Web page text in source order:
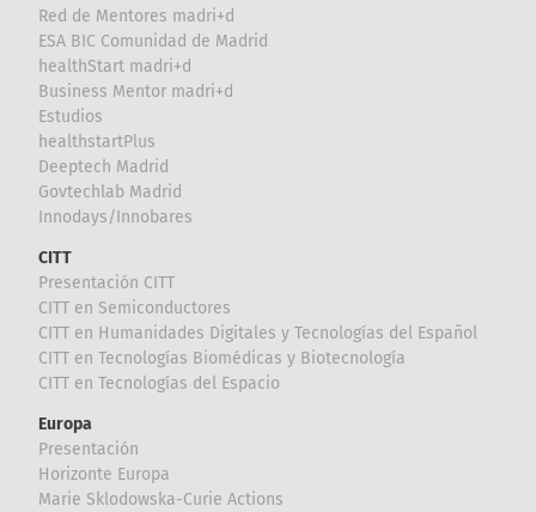
Red de Mentores madri+d
ESA BIC Comunidad de Madrid
healthStart madri+d
Business Mentor madri+d
Estudios
healthstartPlus
Deeptech Madrid
Govtechlab Madrid
Innodays/Innobares
CITT
Presentación CITT
CITT en Semiconductores
CITT en Humanidades Digitales y Tecnologías del Español
CITT en Tecnologías Biomédicas y Biotecnología
CITT en Tecnologías del Espacio
Europa
Presentación
Horizonte Europa
Marie Sklodowska-Curie Actions